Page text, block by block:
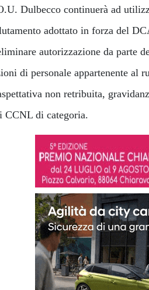
Dulbecco continuerà ad
adottato in forza del
autorizzazione da parte
di personale appartenente al
non retribuita,
CCNL di categoria.